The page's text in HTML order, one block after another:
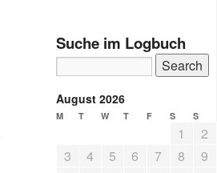
Suche im Logbuch
August 2026
M T W T F S S
1
2
3
4 5 6 7 8
9